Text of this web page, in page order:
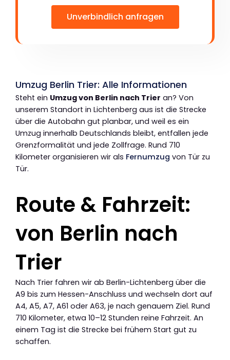
Unverbindlich anfragen
Umzug Berlin Trier: Alle Informationen
Steht ein Umzug von Berlin nach Trier an? Von
unserem Standort in Lichtenberg aus ist die Strecke
über die Autobahn gut planbar, und weil es ein
Umzug innerhalb Deutschlands bleibt, entfallen jede
Grenzformalität und jede Zollfrage. Rund 710
Kilometer organisieren wir als Fernumzug von Tür zu
Tür.
Route & Fahrzeit:
von Berlin nach
Trier
Nach Trier fahren wir ab Berlin-Lichtenberg über die
A9 bis zum Hessen-Anschluss und wechseln dort auf
A4, A5, A7, A61 oder A63, je nach genauem Ziel. Rund
710 Kilometer, etwa 10–12 Stunden reine Fahrzeit. An
einem Tag ist die Strecke bei frühem Start gut zu
schaffen.